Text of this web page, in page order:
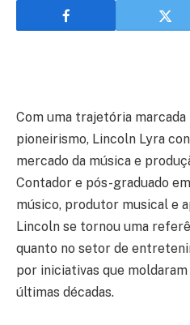
Com uma trajetória marcada
pioneirismo, Lincoln Lyra
mercado da música e
Contador e pós-graduado
músico, produtor musical e
Lincoln se tornou uma
quanto no setor de
por iniciativas que
últimas décadas.